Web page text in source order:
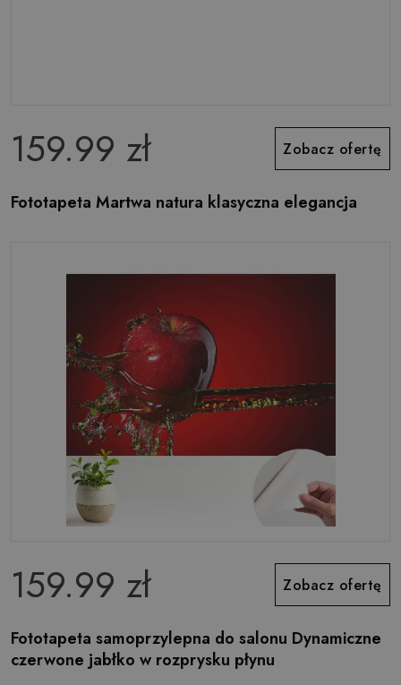
159.99 zł Zobacz ofertę
Fototapeta Martwa natura klasyczna elegancja
159.99 zł Zobacz ofertę
Fototapeta samoprzylepna do salonu Dynamiczne
czerwone jabłko w rozprysku płynu